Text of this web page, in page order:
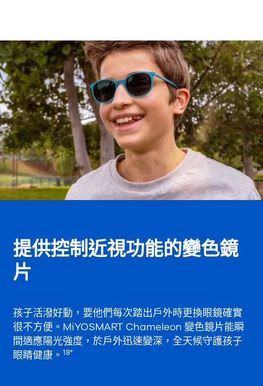
提供控制近視功能的變色鏡
片
孩子活潑好動，要他們每次踏出戶外時更換眼鏡確實
很不方便。MiYOSMART Chameleon 變色鏡片能瞬
間適應陽光強度，於戶外迅速變深，全天候守護孩子
眼睛健康。18*